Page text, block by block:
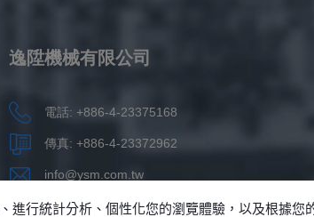
逸陞機械有限公司
電話: +886-4-23375168
傳真: +886-4-23372962
info@ysm.com.tw
台灣台中市烏日區五光路189巷138號
進行統計分析、個性化您的瀏覽體驗，以及根據